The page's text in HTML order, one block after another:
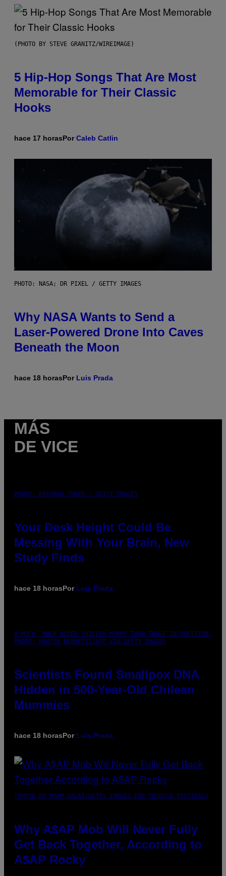
(PHOTO BY STEVE GRANITZ/WIREIMAGE)
5 Hip-Hop Songs That Are Most
Memorable for Their Classic
Hooks
hace 17 horasPorCaleb Catlin
PHOTO: NASA; DR PIXEL / GETTY IMAGES
Why NASA Wants to Send a
Laser-Powered Drone Into Caves
Beneath the Moon
hace 18 horasPor Luis Prada
MÁS
DE VICE
PHOTO: BATUHAN TOKER / GETTY IMAGES
Your Desk Height Could Be
Messing With Your Brain, New
Study Finds
hace 18 horasPor Luis Prada
A MUCH, MUCH OLDER CHILEAN MUMMY THAN THOSE IN QUESTION.
PHOTO: MARTIN BERNETTI/AFP VIA GETTY IMAGES
Scientists Found Smallpox DNA
Hidden in 500-Year-Old Chilean
Mummies
hace 18 horasPor Luis Prada
(PHOTO BY NOAM GALAI/GETTY IMAGES FOR TRIBECA FESTIVAL)
Why A$AP Mob Will Never Fully
Get Back Together, According to
A$AP Rocky